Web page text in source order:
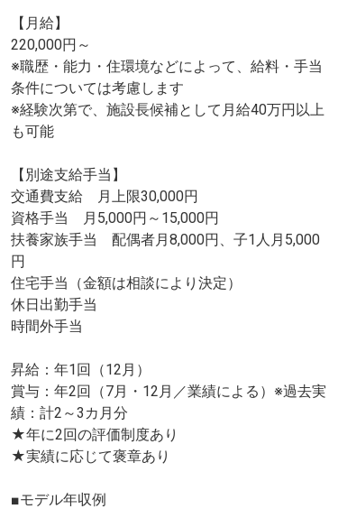
【月給】
220,000円～
※職歴・能力・住環境などによって、給料・手当
条件については考慮します
※経験次第で、施設長候補として月給40万円以上
も可能
【別途支給手当】
交通費支給 月上限30,000円
資格手当 月5,000円～15,000円
扶養家族手当 配偶者月8,000円、子1人月5,000
円
住宅手当（金額は相談により決定）
休日出勤手当
時間外手当
昇給：年1回（12月）
賞与：年2回（7月・12月／業績による）※過去実
績：計2～3カ月分
★年に2回の評価制度あり
★実績に応じて褒章あり
■モデル年収例